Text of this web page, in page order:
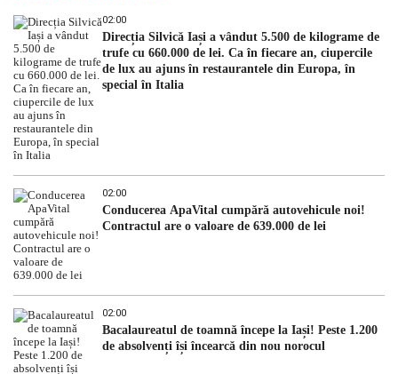
02:00
Direcția Silvică Iași a vândut 5.500 de kilograme de
trufe cu 660.000 de lei. Ca în fiecare an, ciupercile
de lux au ajuns în restaurantele din Europa, în
special în Italia
02:00
Conducerea ApaVital cumpără autovehicule noi!
Contractul are o valoare de 639.000 de lei
02:00
Bacalaureatul de toamnă începe la Iași! Peste 1.200
de absolvenți își încearcă din nou norocul